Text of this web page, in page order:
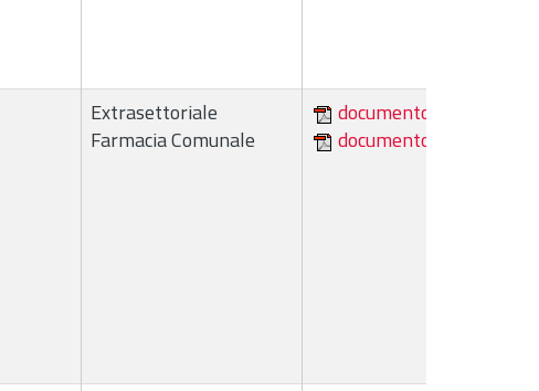
Extrasettoriale
Farmacia Comunale
documento
documento